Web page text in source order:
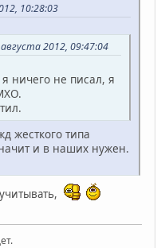
10:28:03
2012, 09:47:04
ничего не писал, я
жесткого типа
и в наших нужен.